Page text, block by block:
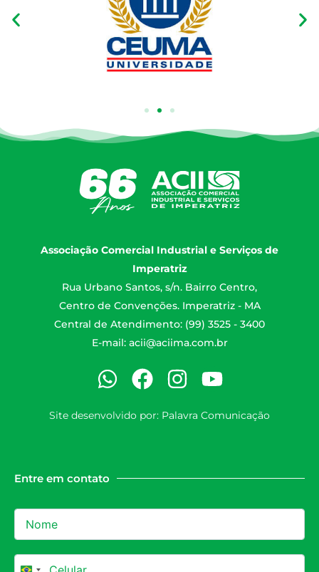
Associação Comercial Industrial e Serviços de
Imperatriz
Rua Urbano Santos, s/n. Bairro Centro,
Centro de Convenções. Imperatriz - MA
Central de Atendimento: (99) 3525 - 3400
E-mail: acii@aciima.com.br
Site desenvolvido por: Palavra Comunicação
Entre em contato